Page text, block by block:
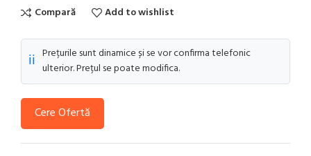
Compară Add to wishlist
ℹ️ Prețurile sunt dinamice și se vor confirma telefonic
ulterior. Prețul se poate modifica.
Cere Ofertă